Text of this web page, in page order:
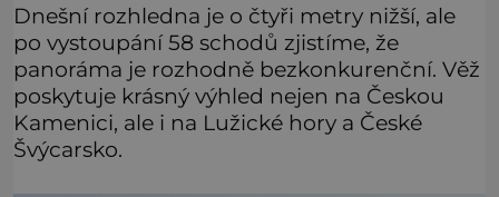
Dnešní rozhledna je o čtyři metry nižší, ale
po vystoupání 58 schodů zjistíme, že
panoráma je rozhodně bezkonkurenční. Věž
poskytuje krásný výhled nejen na Českou
Kamenici, ale i na Lužické hory a České
Švýcarsko.